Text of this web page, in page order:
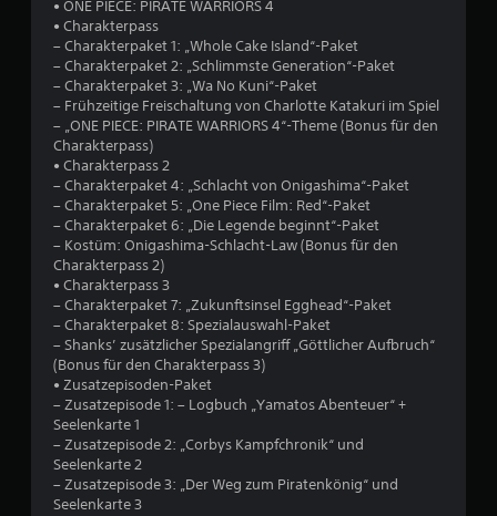
B
w
u
n
• ONE PIECE: PIRATE WARRIORS 4
• Charakterpass
– Charakterpaket 1: „Whole Cake Island“-Paket
– Charakterpaket 2: „Schlimmste Generation“-Paket
– Charakterpaket 3: „Wa No Kuni“-Paket
– Frühzeitige Freischaltung von Charlotte Katakuri im Spiel
– „ONE PIECE: PIRATE WARRIORS 4“-Theme (Bonus für den
Charakterpass)
• Charakterpass 2
– Charakterpaket 4: „Schlacht von Onigashima“-Paket
– Charakterpaket 5: „One Piece Film: Red“-Paket
– Charakterpaket 6: „Die Legende beginnt“-Paket
– Kostüm: Onigashima-Schlacht-Law (Bonus für den
Charakterpass 2)
• Charakterpass 3
– Charakterpaket 7: „Zukunftsinsel Egghead“-Paket
– Charakterpaket 8: Spezialauswahl-Paket
– Shanks’ zusätzlicher Spezialangriff „Göttlicher Aufbruch“
(Bonus für den Charakterpass 3)
• Zusatzepisoden-Paket
– Zusatzepisode 1: – Logbuch „Yamatos Abenteuer“ +
Seelenkarte 1
– Zusatzepisode 2: „Corbys Kampfchronik“ und
Seelenkarte 2
– Zusatzepisode 3: „Der Weg zum Piratenkönig“ und
Seelenkarte 3